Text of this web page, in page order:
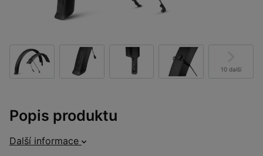
10 další
Popis produktu
Další informace